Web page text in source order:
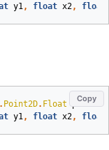
y1, float x2, float
Copy
. Point2D. Float point1 ,
y1, float x2, float